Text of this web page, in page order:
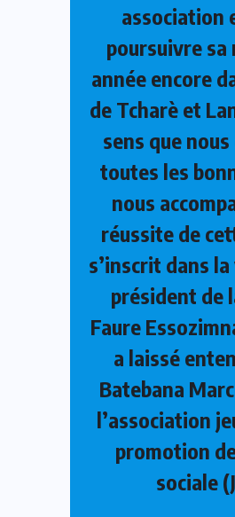
association
poursuivre
année encore
de Tcharè et
sens que
toutes les
nous
réussite de
s’inscrit dans
président de
Faure
a laissé
Batebana
l’association
promotion
sociale